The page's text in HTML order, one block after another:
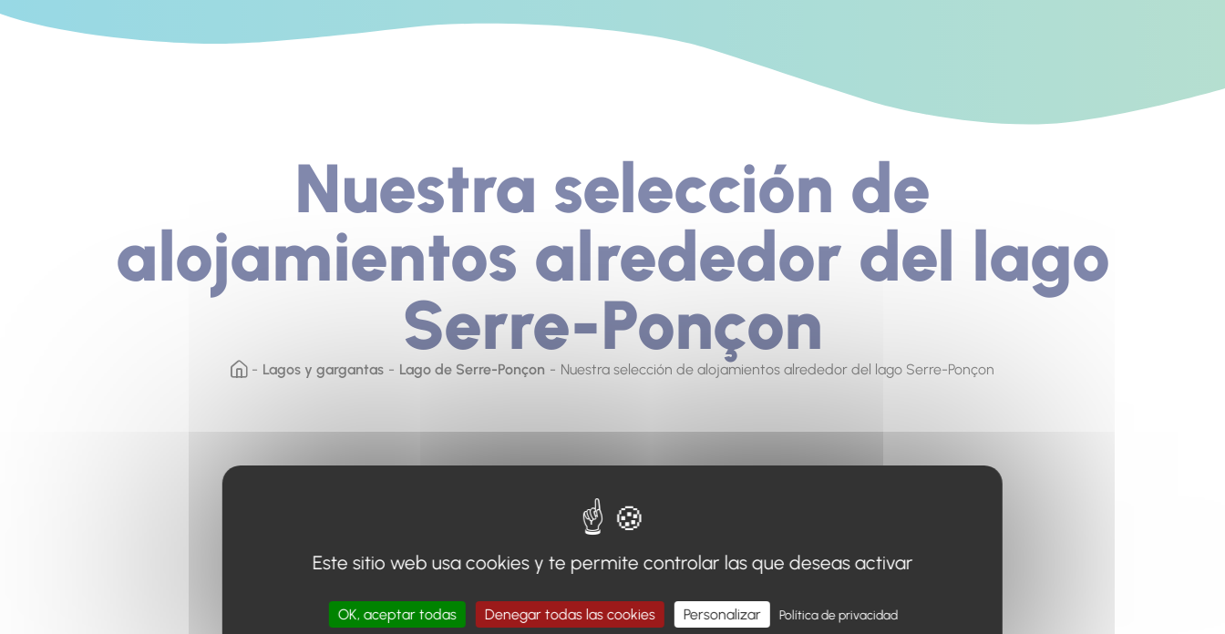
Nuestra selección de
alojamientos alrededor del lago
Serre-Ponçon
Lagos y gargantas Lago de Serre-Ponçon Nuestra selección de alojamientos alrededor del lago Serre-Ponçon
Para sus vacaciones en el lago Serre-Ponçon, explore nuestra selección de hoteles, campings y bed and
breakfasts que se adaptan a todas sus necesidades. Desde hoteles con encanto hasta establecimientos
de lujo, desde campings familiares hasta bed and breakfasts, encuentre el lugar perfecto para una
Este sitio web usa cookies y te permite controlar las que deseas activar
OK, aceptar todas Denegar todas las cookies Personalizar Política de privacidad